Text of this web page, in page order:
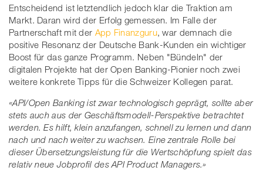
Entscheidend ist letztendlich jedoch klar die Traktion am
Markt. Daran wird der Erfolg gemessen. Im Falle der
Partnerschaft mit der App Finanzguru, war demnach die
positive Resonanz der Deutsche Bank-Kunden ein wichtiger
Boost für das ganze Programm. Neben "Bündeln" der
digitalen Projekte hat der Open Banking-Pionier noch zwei
weitere konkrete Tipps für die Schweizer Kollegen parat.
«API/Open Banking ist zwar technologisch geprägt, sollte aber
stets auch aus der Geschäftsmodell-Perspektive betrachtet
werden. Es hilft, klein anzufangen, schnell zu lernen und dann
nach und nach weiter zu wachsen. Eine zentrale Rolle bei
dieser Übersetzungsleistung für die Wertschöpfung spielt das
relativ neue Jobprofil des API Product Managers.»